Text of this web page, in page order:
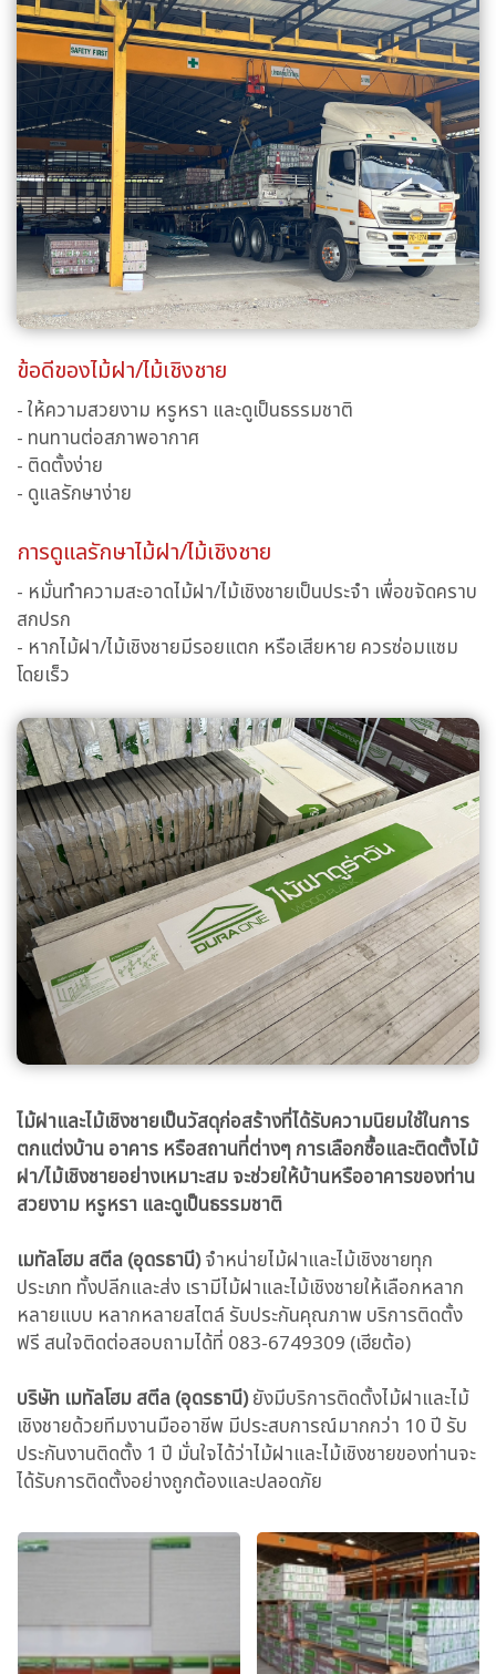
ข้อดีของไม้ฝา/ไม้เชิงชาย
- ให้ความสวยงาม หรูหรา และดูเป็นธรรมชาติ
- ทนทานต่อสภาพอากาศ
- ติดตั้งง่าย
- ดูแลรักษาง่าย
การดูแลรักษาไม้ฝา/ไม้เชิงชาย
- หมั่นทำความสะอาดไม้ฝา/ไม้เชิงชายเป็นประจำ เพื่อขจัดคราบ
สกปรก
- หากไม้ฝา/ไม้เชิงชายมีรอยแตก หรือเสียหาย ควรซ่อมแซม
โดยเร็ว
ไม้ฝาและไม้เชิงชายเป็นวัสดุก่อสร้างที่ได้รับความนิยมใช้ในการ
ตกแต่งบ้าน อาคาร หรือสถานที่ต่างๆ การเลือกซื้อและติดตั้งไม้
ฝา/ไม้เชิงชายอย่างเหมาะสม จะช่วยให้บ้านหรืออาคารของท่าน
สวยงาม หรูหรา และดูเป็นธรรมชาติ
เมทัลโฮม สตีล (อุดรธานี)จำหน่ายไม้ฝาและไม้เชิงชายทุก
ประเภท ทั้งปลีกและส่ง เรามีไม้ฝาและไม้เชิงชายให้เลือกหลาก
หลายแบบ หลากหลายสไตล์ รับประกันคุณภาพ บริการติดตั้ง
ฟรี สนใจติดต่อสอบถามได้ที่ 083-6749309 (เฮียต้อ)
บริษัท เมทัลโฮม สตีล (อุดรธานี)ยังมีบริการติดตั้งไม้ฝาและไม้
เชิงชายด้วยทีมงานมืออาชีพ มีประสบการณ์มากกว่า 10 ปี รับ
ประกันงานติดตั้ง 1 ปี มั่นใจได้ว่าไม้ฝาและไม้เชิงชายของท่านจะ
ได้รับการติดตั้งอย่างถูกต้องและปลอดภัย